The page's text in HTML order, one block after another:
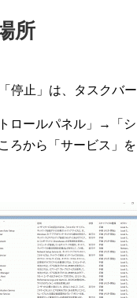
所
停止」は、タスクバ
ロールパネル」→「
ろから「サービス」